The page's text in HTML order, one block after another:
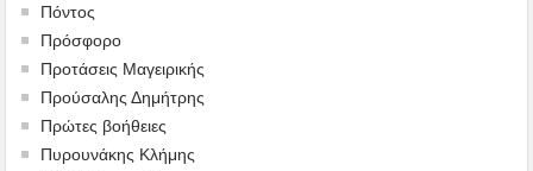
Πόντος
Πρόσφορο
Προτάσεις Μαγειρικής
Προύσαλης Δημήτρης
Πρώτες βοήθειες
Πυρουνάκης Κλήμης